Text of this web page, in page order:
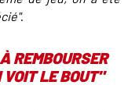
.
REMBOURSER
VOIT LE BOUT"